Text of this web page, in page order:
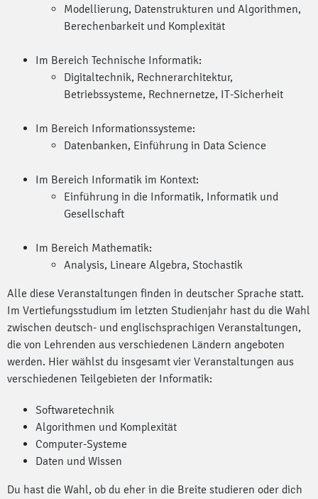
Modellierung, Datenstrukturen und Algorithmen,
Berechenbarkeit und Komplexität
Im Bereich Technische Informatik:
Digitaltechnik, Rechnerarchitektur,
Betriebssysteme, Rechnernetze, IT-Sicherheit
Im Bereich Informationssysteme:
Datenbanken, Einführung in Data Science
Im Bereich Informatik im Kontext:
Einführung in die Informatik, Informatik und
Gesellschaft
Im Bereich Mathematik:
Analysis, Lineare Algebra, Stochastik
Alle diese Veranstaltungen finden in deutscher Sprache statt.
Im Vertiefungsstudium im letzten Studienjahr hast du die Wahl
zwischen deutsch- und englischsprachigen Veranstaltungen,
die von Lehrenden aus verschiedenen Ländern angeboten
werden. Hier wählst du insgesamt vier Veranstaltungen aus
verschiedenen Teilgebieten der Informatik:
Softwaretechnik
Algorithmen und Komplexität
Computer-Systeme
Daten und Wissen
Du hast die Wahl, ob du eher in die Breite studieren oder dich